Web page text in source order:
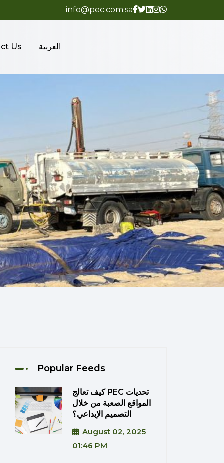
info@pec.com.sa
Us العربية
Popular Feeds
كيف تعالج PEC تحديات
المواقع الصعبة من خلال
التصميم الإبداعي؟
August 02, 2025
01:46 PM